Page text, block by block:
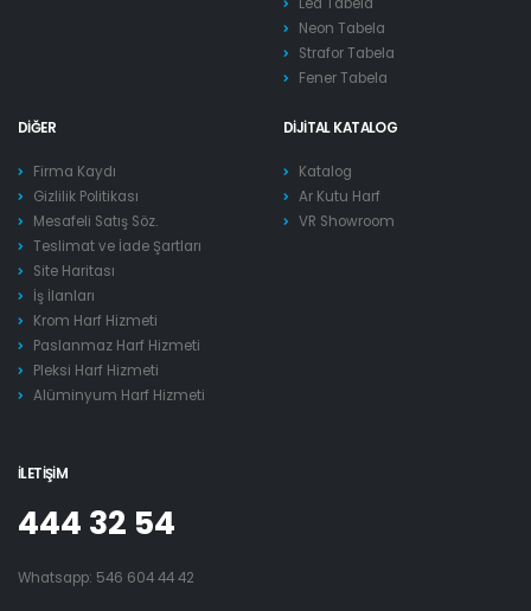
Neon Tabela
Strafor Tabela
Fener Tabela
DIĞER
Firma Kaydı
Gizlilik Politikası
Mesafeli Satış Söz.
Teslimat ve İade Şartları
Site Haritası
İş İlanları
Krom Harf Hizmeti
Paslanmaz Harf Hizmeti
Pleksi Harf Hizmeti
Alüminyum Harf Hizmeti
DIJITAL KATALOG
Katalog
Ar Kutu Harf
VR Showroom
İLETIŞIM
444 32 54
Whatsapp: 546 604 44 42